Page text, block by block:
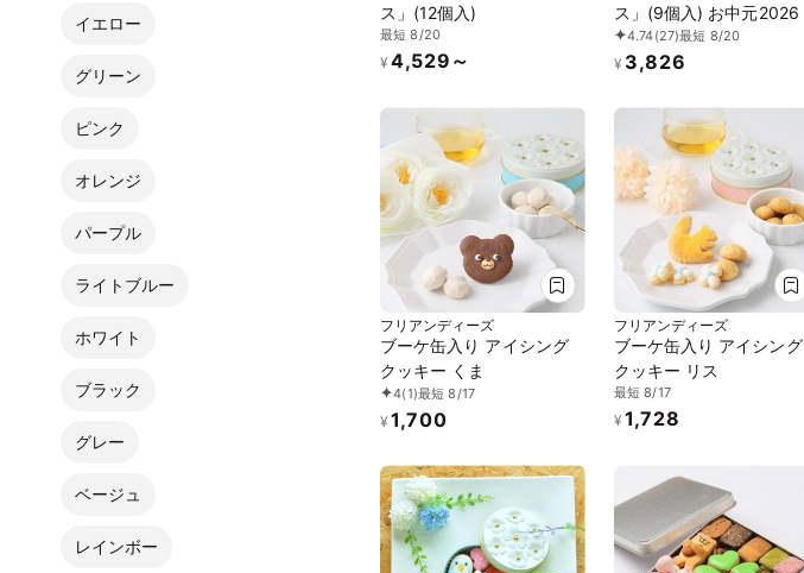
イエロー
グリーン
ピンク
オレンジ
パープル
ライトブルー
ホワイト
ブラック
グレー
ベージュ
レインボー
ス」(12個入)
最短 8/20
¥ 4,529～
ス」(9個入) お中元2026
4.74(27)最短 8/20
¥ 3,826
フリアンディーズ
ブーケ缶入り アイシング
クッキー くま
4(1)最短 8/17
¥ 1,700
フリアンディーズ
ブーケ缶入り アイシング
クッキー リス
最短 8/17
¥ 1,728